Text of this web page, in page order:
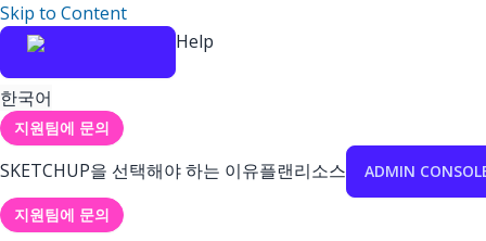
Skip to Content
Help
한국어
지원팀에 문의
SKETCHUP을 선택해야 하는 이유플랜리소스 ADMIN
지원팀에 문의